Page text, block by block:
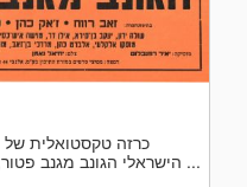
כרזה טקסטואלית
הישראלי הגונב מגנב פטור, בכיכובו של זאב ...